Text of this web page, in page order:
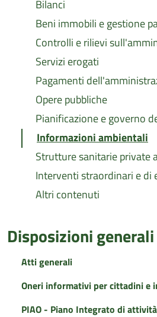
Bilanci
Beni immobili e gestione
Controlli e rilievi
Servizi erogati
Pagamenti
Opere pubbliche
Pianificazione e governo
Informazioni ambientali
Strutture sanitarie private
Interventi straordinari e di
Altri contenuti
Disposizioni generali
Atti generali
Oneri informativi per cittadini e
PIAO - Piano Integrato di